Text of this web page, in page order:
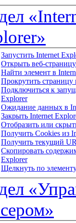
Запустить Internet
Открыть веб-
Найти элемент в
Прокрутить страницу
Подключиться к
Explorer
Ожидание данных в
Закрыть Internet
Отобразить или
Получить Cookies из
Получить текущий
Скопировать
Explorer
Щелкнуть по